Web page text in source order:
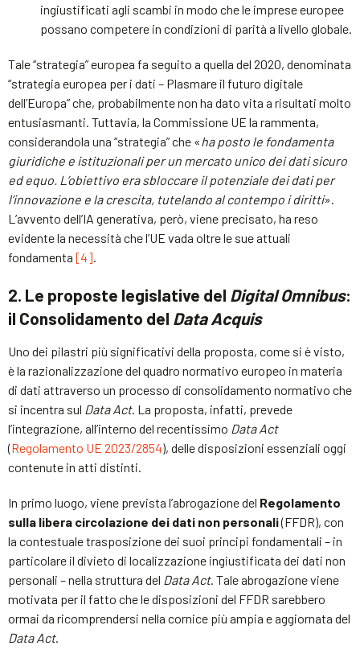
ingiustificati agli scambi in modo che le imprese europee
possano competere in condizioni di parità a livello globale.
Tale “strategia” europea fa seguito a quella del 2020, denominata
“strategia europea per i dati – Plasmare il futuro digitale
dell’Europa” che, probabilmente non ha dato vita a risultati molto
entusiasmanti. Tuttavia, la Commissione UE la rammenta,
considerandola una “strategia” che « ha posto le fondamenta
giuridiche e istituzionali per un mercato unico dei dati sicuro
ed equo. L’obiettivo era sbloccare il potenziale dei dati per
l’innovazione e la crescita, tutelando al contempo i diritti».
L’avvento dell’IA generativa, però, viene precisato, ha reso
evidente la necessità che l’UE vada oltre le sue attuali
fondamenta [4]
2. Le proposte legislative del Digital Omnibus:
il Consolidamento del Data Acquis
Uno dei pilastri più significativi della proposta, come si è visto,
è la razionalizzazione del quadro normativo europeo in materia
di dati attraverso un processo di consolidamento normativo che
si incentra sul Data Act. La proposta, infatti, prevede
l’integrazione, all’interno del recentissimo Data Act
(Regolamento UE 2023/2854), delle disposizioni essenziali oggi
contenute in atti distinti.
In primo luogo, viene prevista l’abrogazione del Regolamento
sulla libera circolazione dei dati non personali(FFDR), con
la contestuale trasposizione dei suoi principi fondamentali – in
particolare il divieto di localizzazione ingiustificata dei dati non
personali – nella struttura del Data Act. Tale abrogazione viene
motivata per il fatto che le disposizioni del FFDR sarebbero
ormai da ricomprendersi nella cornice più ampia e aggiornata del
Data Act.